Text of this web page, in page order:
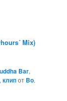
Mix)
Bar,
,клипот Bo.